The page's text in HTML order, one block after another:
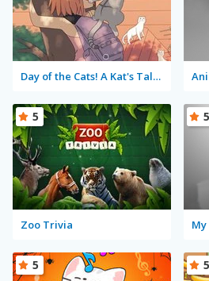
Day of the Cats! A Kat's Tale: Episode 2
Zoo Trivia
5 5
5 5